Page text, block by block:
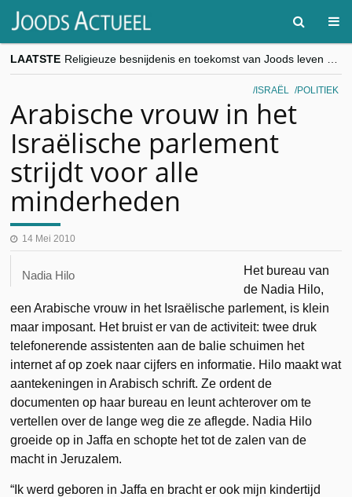
LAATSTE
“Besnijdenisdebat toont hoe moeilijk seculiere Westen minderheden begrijpt”, Jinnih Beels (Vooruit)
CITYTRIP | ROEMENIË – Boekarest: de verrassing van Oost-Europa
ISRAËL POLITIEK
Arabische vrouw in het
Israëlische parlement
strijdt voor alle
minderheden
14 Mei 2010
Nadia Hilo
Het bureau van
de Nadia Hilo,
een Arabische vrouw in het Israëlische parlement, is klein
maar imposant. Het bruist er van de activiteit: twee druk
telefonerende assistenten aan de balie schuimen het
internet af op zoek naar cijfers en informatie. Hilo maakt wat
aantekeningen in Arabisch schrift. Ze ordent de
documenten op haar bureau en leunt achterover om te
vertellen over de lange weg die ze aflegde. Nadia Hilo
groeide op in Jaffa en schopte het tot de zalen van de
macht in Jeruzalem.
“Ik werd geboren in Jaffa en bracht er ook mijn kindertijd